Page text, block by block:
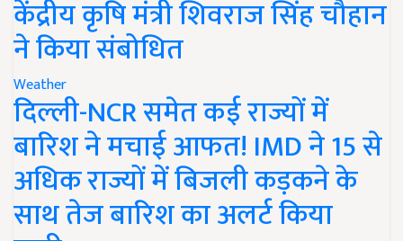
केंद्रीय कृषि मंत्री शिवराज सिंह चौहान
ने किया संबोधित
Weather
दिल्ली-NCR समेत कई राज्यों में
बारिश ने मचाई आफत! IMD ने 15 से
अधिक राज्यों में बिजली कड़कने के
साथ तेज बारिश का अलर्ट किया